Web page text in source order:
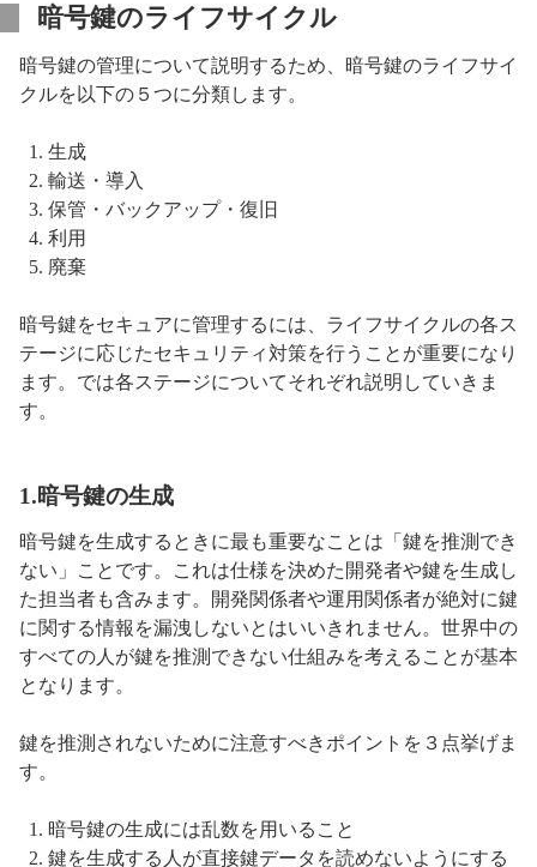
暗号鍵のライフサイクル
暗号鍵の管理について説明するため、暗号鍵のライフサイ
クルを以下の５つに分類します。
生成
輸送・導入
保管・バックアップ・復旧
利用
廃棄
暗号鍵をセキュアに管理するには、ライフサイクルの各ス
テージに応じたセキュリティ対策を行うことが重要になり
ます。では各ステージについてそれぞれ説明していきま
す。
1.暗号鍵の生成
暗号鍵を生成するときに最も重要なことは「鍵を推測でき
ない」ことです。これは仕様を決めた開発者や鍵を生成し
た担当者も含みます。開発関係者や運用関係者が絶対に鍵
に関する情報を漏洩しないとはいいきれません。世界中の
すべての人が鍵を推測できない仕組みを考えることが基本
となります。
鍵を推測されないために注意すべきポイントを３点挙げま
す。
暗号鍵の生成には乱数を用いること
鍵を生成する人が直接鍵データを読めないようにする